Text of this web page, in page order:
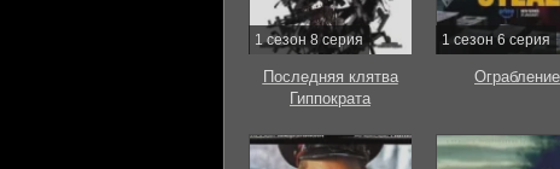
1 сезон 8 серия
Последняя клятва
Гиппократа
1 сезон 6 серия
Ограбление